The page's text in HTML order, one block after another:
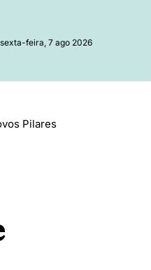
sexta-feira, 7 ago 2026
Pilares